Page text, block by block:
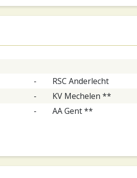
- RSC Anderlecht
- KV Mechelen **
- AA Gent **